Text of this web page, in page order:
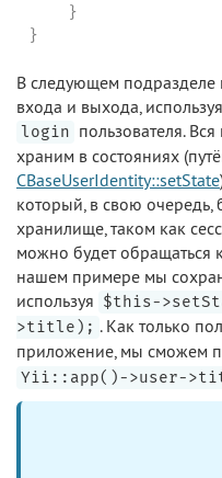
    }
}
В следующем
входа и выхода,
login пользователя.
храним в состояниях
CBaseUserIdentity::setState
который, в свою очередь,
хранилище, таком как
можно будет обращаться
нашем примере мы
используя $this-
>title); . Как только
приложение, мы сможем
Yii::app()->user-